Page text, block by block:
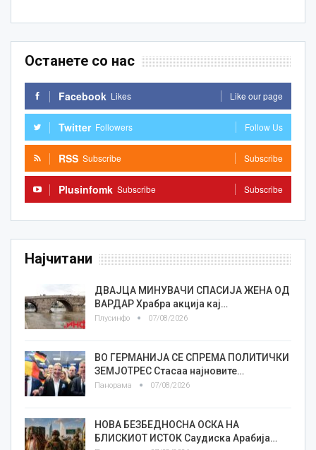
Останете со нас
Facebook Likes Like our page
Twitter Followers Follow Us
RSS Subscribe Subscribe
Plusinfomk Subscribe Subscribe
Најчитани
ДВАЈЦА МИНУВАЧИ СПАСИЈА ЖЕНА ОД
ВАРДАР Храбра акција кај…
Плусинфо 07/08/2026
ВО ГЕРМАНИЈА СЕ СПРЕМА ПОЛИТИЧКИ
ЗЕМЈОТРЕС Стасаа најновите…
Панорама 07/08/2026
НОВА БЕЗБЕДНОСНА ОСКА НА
БЛИСКИОТ ИСТОК Саудиска Арабија…